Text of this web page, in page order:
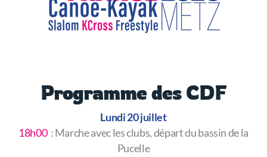
Programme des CDF
Lundi 20 juillet
18h00 : Marche avec les clubs, départ du bassin de la
Pucelle